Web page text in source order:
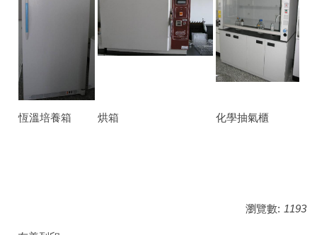
恆溫培養箱 烘箱 化學抽氣櫃
瀏覽數: 1193